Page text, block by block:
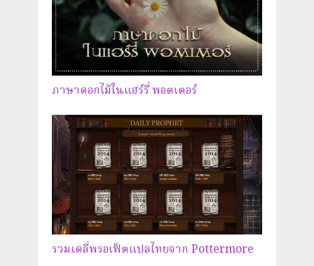
ภาษาดอกไม้ในแฮร์รี่ พอตเตอร์
รวมเดลี่พรอเฟ็ตแปลไทยจาก Pottermore